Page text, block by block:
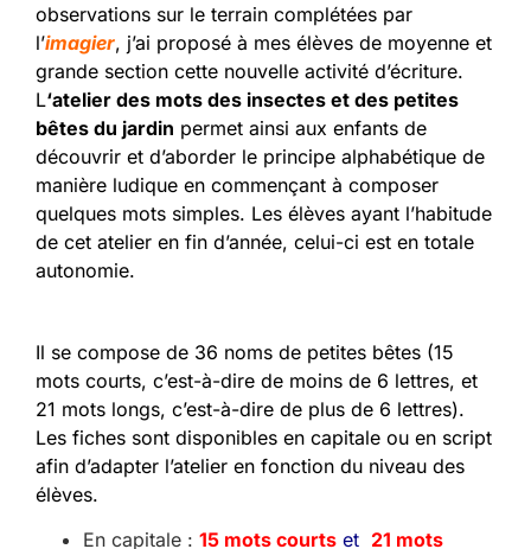
observations sur le terrain complétées par
l’imagier, j’ai proposé à mes élèves de moyenne et
grande section cette nouvelle activité d’écriture.
L‘atelier des mots des insectes et des petites
bêtes du jardin permet ainsi aux enfants de
découvrir et d’aborder le principe alphabétique de
manière ludique en commençant à composer
quelques mots simples. Les élèves ayant l’habitude
de cet atelier en fin d’année, celui-ci est en totale
autonomie.
Il se compose de 36 noms de petites bêtes (15
mots courts, c’est-à-dire de moins de 6 lettres, et
21 mots longs, c’est-à-dire de plus de 6 lettres).
Les fiches sont disponibles en capitale ou en script
afin d’adapter l’atelier en fonction du niveau des
élèves.
En capitale : 15 mots courts et 21 mots